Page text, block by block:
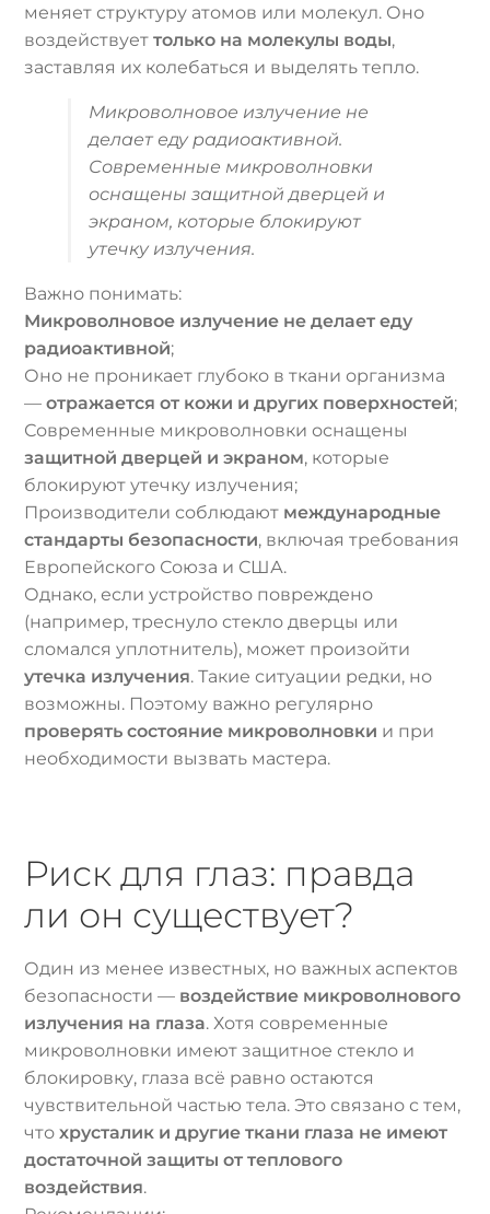
меняет структуру атомов или молекул. Оно
воздействуеттолько на молекулы воды,
заставляя их колебаться и выделять тепло.
Микроволновое излучение не
делает еду радиоактивной.
Современные микроволновки
оснащены защитной дверцей и
экраном, которые блокируют
утечку излучения.
Важно понимать:
Микроволновое излучение не делает еду
радиоактивной;
Оно не проникает глубоко в ткани организма
—отражается от кожи и других поверхностей;
Современные микроволновки оснащены
защитной дверцей и экраном, которые
блокируют утечку излучения;
Производители соблюдают международные
стандарты безопасности, включая требования
Европейского Союза и США.
Однако, если устройство повреждено
(например, треснуло стекло дверцы или
сломался уплотнитель), может произойти
утечка излучения. Такие ситуации редки, но
возможны. Поэтому важно регулярно
проверять состояние микроволновки и при
необходимости вызвать мастера.
Риск для глаз: правда
ли он существует?
Один из менее известных, но важных аспектов
безопасности — воздействие микроволнового
излучения на глаза. Хотя современные
микроволновки имеют защитное стекло и
блокировку, глаза всё равно остаются
чувствительной частью тела. Это связано с тем,
чтохрусталик и другие ткани глаза не имеют
достаточной защиты от теплового
воздействия.